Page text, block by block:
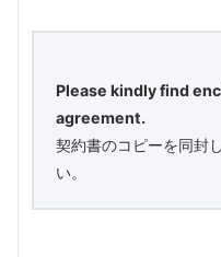
Please kindly find
agreement.
契約書のコピーを同封
い。